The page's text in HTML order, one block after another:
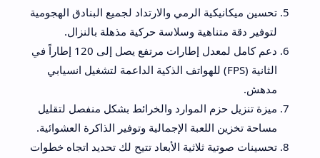
تحسين ميكانيكية الرمي والارتداد لجميع البنادق الهجومية
لتوفير دقة متناهية وسلاسة حركية مذهلة بالنزال.
دعم كامل لمعدل إطارات مرتفع يصل إلى 120 إطاراً في
الثانية (FPS) للهواتف الذكية الداعمة لتشغيل انسيابي
مدهش.
ميزة تنزيل حزم الموارد والخرائط بشكل منفصل لتقليل
مساحة تخزين اللعبة الإجمالية وتوفير الذاكرة العشوائية.
تحسينات صوتية ثلاثية الأبعاد تتيح لك تحديد اتجاه خطوات